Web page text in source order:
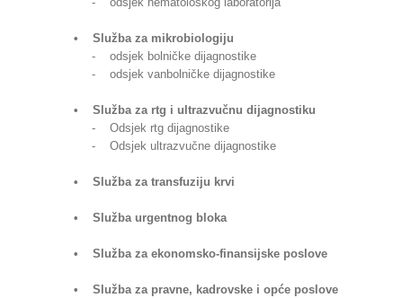
• Služba za mikrobiologiju
- odsjek bolničke dijagnostike
- odsjek vanbolničke dijagnostike
• Služba za rtg i ultrazvučnu dijagnostiku
- Odsjek rtg dijagnostike
- Odsjek ultrazvučne dijagnostike
• Služba za transfuziju krvi
• Služba urgentnog bloka
• Služba za ekonomsko-finansijske poslove
• Služba za pravne, kadrovske i opće poslove